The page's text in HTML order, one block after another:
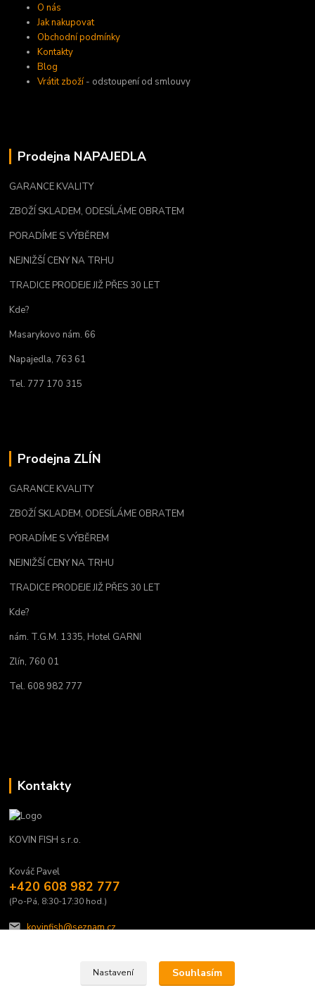
O nás
Jak nakupovat
Obchodní podmínky
Kontakty
Blog
Vrátit zboží- odstoupení od smlouvy
Prodejna NAPAJEDLA
GARANCE KVALITY
ZBOŽÍ SKLADEM, ODESÍLÁME OBRATEM
PORADÍME S VÝBĚREM
NEJNIŽŠÍ CENY NA TRHU
TRADICE PRODEJE JIŽ PŘES 30 LET
Kde?
Masarykovo nám. 66
Napajedla, 763 61
Tel. 777 170 315
Prodejna ZLÍN
GARANCE KVALITY
ZBOŽÍ SKLADEM, ODESÍLÁME OBRATEM
PORADÍME S VÝBĚREM
NEJNIŽŠÍ CENY NA TRHU
TRADICE PRODEJE JIŽ PŘES 30 LET
Kde?
nám. T.G.M. 1335, Hotel GARNI
Zlín, 760 01
Tel. 608 982 777
Kontakty
KOVIN FISH s.r.o.
Kováč Pavel
+420 608 982 777
(Po-Pá, 8:30-17:30 hod.)
kovinfish@seznam.cz
Nastavení Souhlasím